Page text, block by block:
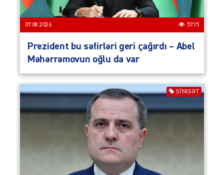
07.08.2026 5715
Prezident bu səfirləri geri çağırdı – Abel
Məhərrəmovun oğlu da var
SIYASƏT